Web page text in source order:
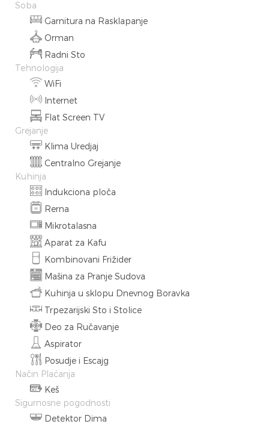
Soba
Garnitura na Rasklapanje
Orman
Radni Sto
Tehnologija
WiFi
Internet
Flat Screen TV
Grejanje
Klima Uredjaj
Centralno Grejanje
Kuhinja
Indukciona ploča
Rerna
Mikrotalasna
Aparat za Kafu
Kombinovani Frižider
Mašina za Pranje Sudova
Kuhinja u sklopu Dnevnog Boravka
Trpezarijski Sto i Stolice
Deo za Ručavanje
Aspirator
Posudje i Escajg
Način Plaćanja
Keš
Sigurnosne pogodnosti
Detektor Dima